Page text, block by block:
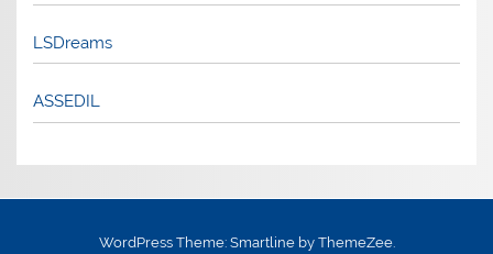
LSDreams
ASSEDIL
WordPress Theme: Smartline by ThemeZee.